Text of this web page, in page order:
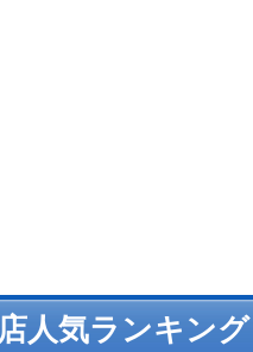
人気ランキング